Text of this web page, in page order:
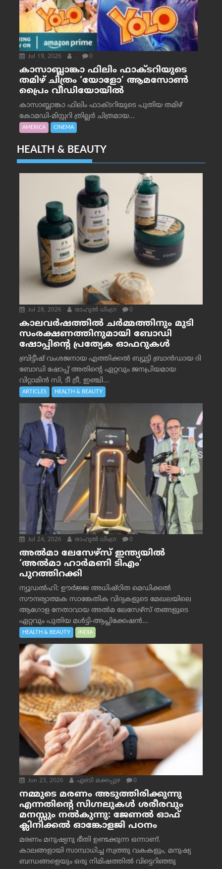
Jul 19, 2026 . 0
കാസാബ്ലാങ്കാ ഫിലിം ഫാക്ടറിയുടെ
തമിഴ് ചിത്രം ‘യോളോ’ ആമസോൺ
പ്രൈം വീഡിയോയിൽ
കാസാബ്ലാങ്കാ ഫിലിം ഫാക്ടറിയുടെ പുതിയ തമിഴ്
കോമഡി-മിസ്റ്ററി ത്രില്ലർ ചിത്രമായ...
AMERICA CINEMA
HEALTH & BEAUTY
Jul 28, 2026 രാഹുല്‍ ധിംഗ്ര 0
കാലവർഷത്തിൽ ചർമ്മത്തിനും മുടി
സംരക്ഷണത്തിനുമായി ബോഡി
ഷോപ്പിന്റെ പ്രത്യേക ഓഫറുകൾ
ബ്രിട്ടീഷ് വംശജനായ എത്തിക്കൽ ബ്യൂട്ടി ബ്രാൻഡായ ദി
ബോഡി ഷോപ്പ് അതിന്റെ ഏറ്റവും ജനപ്രിയമായ
വിറ്റാമിൻ സി, ടീ ട്രീ, ഇഞ്ചി...
ARTICLES HEALTH & BEAUTY
Jul 24, 2026 രാഹുല്‍ ധിംഗ്ര 0
അൽമാ ലേസേഴ്സ് ഇന്ത്യയിൽ
‘അൽമാ ഹാർമണി ടിഎം’
പുറത്തിറക്കി
ന്യൂഡൽഹി: ഊർജ്ജ അധിഷ്ഠിത മെഡിക്കൽ
സൗന്ദര്യാത്മക സാങ്കേതിക വിദ്യകളുടെ മേഖലയിലെ
ആഗോള നേതാവായ അൽമ ലേസേഴ്സ് തങ്ങളുടെ
ഏറ്റവും പുതിയ മൾട്ടി-ആപ്ലിക്കേഷൻ...
HEALTH & BEAUTY INDIA
Jun 23, 2026 എബി മക്കപ്പുഴ 0
നമ്മുടെ മരണം അടുത്തിരിക്കുന്നു
എന്നതിന്റെ സിഗ്നലുകൾ ശരീരവും
മനസ്സും നല്‍കുന്നു: ജേണല്‍ ഓഫ്
ക്ലിനിക്കല്‍ ഓങ്കോളജി പഠനം
മരണം മനുഷ്യനു ഭീതി ഉണ്ടക്കുന്ന ഒന്നാണ്.
കാലങ്ങളായി സാമ്പാധിച്ച സ്വത്തു വകകളും, മനുഷ്യ
ബന്ധങ്ങളെയും ഒരു നിമിഷത്തിൽ വിട്ടെറിഞ്ഞു